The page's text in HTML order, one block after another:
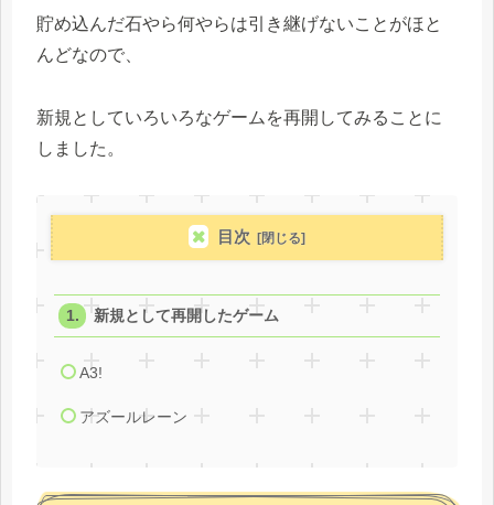
貯め込んだ石やら何やらは引き継げないことがほと
んどなので、
新規としていろいろなゲームを再開してみることに
しました。
目次
新規として再開したゲーム
A3!
アズールレーン